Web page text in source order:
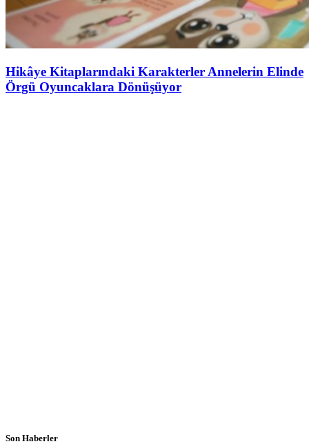
Hikâye Kitaplarındaki Karakterler Annelerin Elinde
Örgü Oyuncaklara Dönüşüyor
Son Haberler